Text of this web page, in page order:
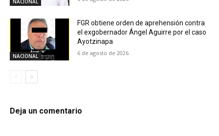
NACIONAL
NACIONAL
FGR obtiene orden de aprehensión contra
el exgobernador Ángel Aguirre por el caso
Ayotzinapa
6 de agosto de 2026
Deja un comentario